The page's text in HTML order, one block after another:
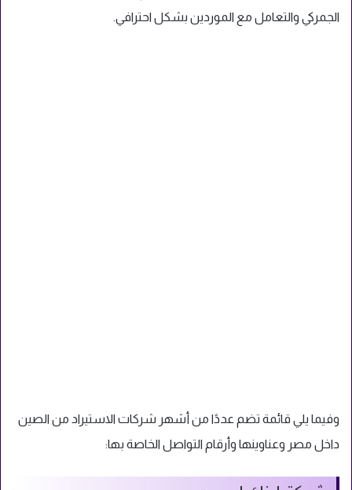
الجمركي والتعامل مع الموردين بشكل احترافي.
وفيما يلي قائمة تضم عددًا من أشهر شركات الاستيراد من الصين
داخل مصر وعناوينها وأرقام التواصل الخاصة بها: